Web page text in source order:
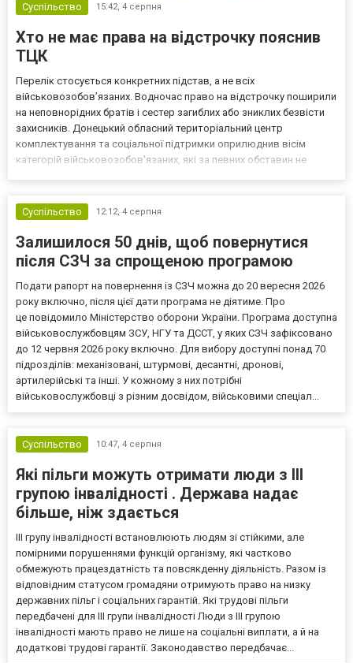
Суспільство 15:42, 4 серпня
Хто не має права на відстрочку пояснив
ТЦК
Перелік стосується конкретних підстав, а не всіх
військовозобов’язаних. Водночас право на відстрочку поширили
на неповнорідних братів і сестер загиблих або зниклих безвісти
захисників. Донецький обласний територіальний центр
комплектування та соціальної підтримки оприлюднив вісім
категорій військовозобов’язаних, які за певних обставин не
Суспільство
12:12, 4 серпня
Залишилося 50 днів, щоб повернутися
після СЗЧ за спрощеною програмою
Подати рапорт на повернення із СЗЧ можна до 20 вересня 2026
року включно, після цієї дати програма не діятиме. Про
це повідомило Міністерство оборони України. Програма доступна
військовослужбовцям ЗСУ, НГУ та ДССТ, у яких СЗЧ зафіксовано
до 12 червня 2026 року включно. Для вибору доступні понад 70
підрозділів: механізовані, штурмові, десантні, дронові,
артилерійські та інші. У кожному з них потрібні
військовослужбовці з різним досвідом, військовими спеціал...
Суспільство 10:47, 4 серпня
Які пільги можуть отримати люди з III
групою інвалідності . Держава надає
більше, ніж здається
III групу інвалідності встановлюють людям зі стійкими, але
помірними порушеннями функцій організму, які частково
обмежують працездатність та повсякденну діяльність. Разом із
відповідним статусом громадяни отримують право на низку
державних пільг і соціальних гарантій. Які трудові пільги
передбачені для III групи інвалідності Люди з III групою
інвалідності мають право не лише на соціальні виплати, а й на
додаткові трудові гарантії. Законодавство передбачає...